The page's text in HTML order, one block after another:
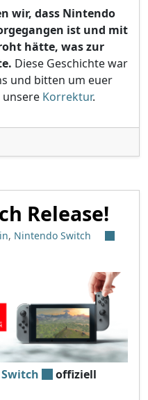
wir, dass Nintendo
ist und mit
hätte, was zur
Diese Geschichte war
und bitten um euer
unsere Korrektur.
geht gegen
Release!
, Nintendo Switch
offiziell